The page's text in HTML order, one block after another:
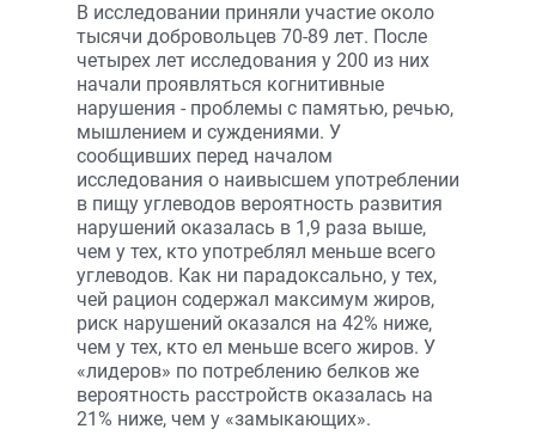
В исследовании приняли участие около
тысячи добровольцев 70-89 лет. После
четырех лет исследования у 200 из них
начали проявляться когнитивные
нарушения - проблемы с памятью, речью,
мышлением и суждениями. У
сообщивших перед началом
исследования о наивысшем употреблении
в пищу углеводов вероятность развития
нарушений оказалась в 1,9 раза выше,
чем у тех, кто употреблял меньше всего
углеводов. Как ни парадоксально, у тех,
чей рацион содержал максимум жиров,
риск нарушений оказался на 42% ниже,
чем у тех, кто ел меньше всего жиров. У
«лидеров» по потреблению белков же
вероятность расстройств оказалась на
21% ниже, чем у «замыкающих».